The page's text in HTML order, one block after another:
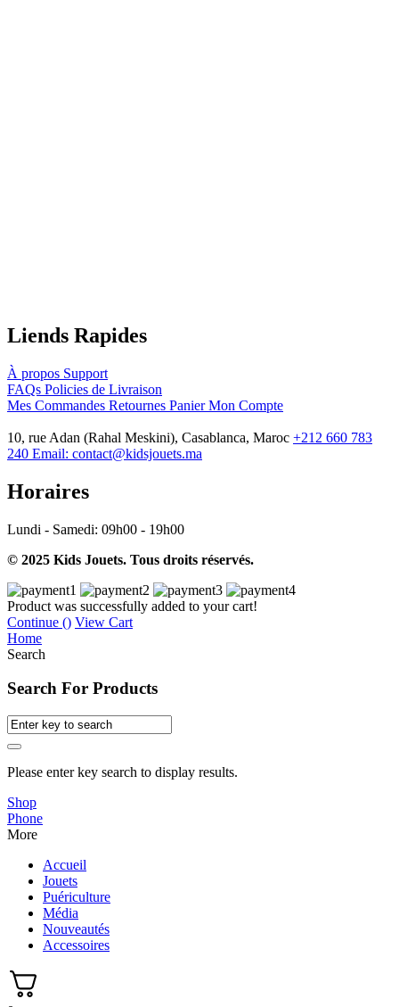
Liends Rapides
À propos Support
FAQs Policies de Livraison
Mes Commandes Retournes Panier Mon Compte
10, rue Adan (Rahal Meskini), Casablanca, Maroc +212 660 783
240 Email: contact@kidsjouets.ma
Horaires
Lundi - Samedi: 09h00 - 19h00
© 2025 Kids Jouets. Tous droits réservés.
Product was successfully added to your cart!
Continue () View Cart
Home
Search
Search For Products
Please enter key search to display results.
Shop
Phone
More
Accueil
Jouets
Puériculture
Média
Nouveautés
Accessoires